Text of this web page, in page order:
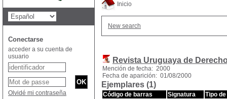
Inicio
New search
Revista Uruguaya de
Mención de fecha: 2000
Fecha de aparición: 01/08/2000
Ejemplares (1)
Código de barras Signatura
Tipo
Conectarse
acceder a su cuenta de
usuario
Olvidé mi contraseña